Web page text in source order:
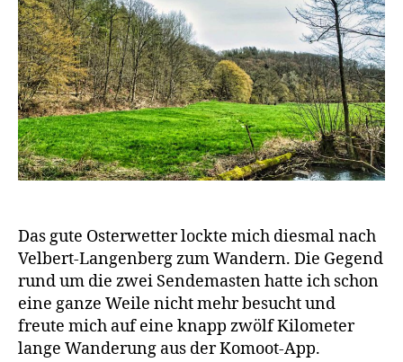
Das gute Osterwetter lockte mich diesmal nach
Velbert-Langenberg zum Wandern. Die Gegend
rund um die zwei Sendemasten hatte ich schon
eine ganze Weile nicht mehr besucht und
freute mich auf eine knapp zwölf Kilometer
lange Wanderung aus der Komoot-App.